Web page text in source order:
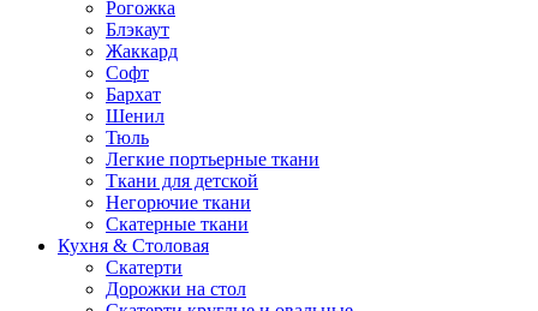
Рогожка
Блэкаут
Жаккард
Софт
Бархат
Шенил
Тюль
Легкие портьерные ткани
Ткани для детской
Негорючие ткани
Скатерные ткани
Кухня & Столовая
Скатерти
Дорожки на стол